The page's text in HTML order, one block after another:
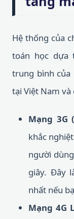
Hệ thống của
toán học dựa
trung bình của
tại Việt Nam và
Mạng 3G
khắc
người
giây. Đây
nhất nếu
Mạng 4G